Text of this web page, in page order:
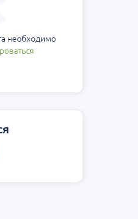
Россия, Екатеринбург
необходимо